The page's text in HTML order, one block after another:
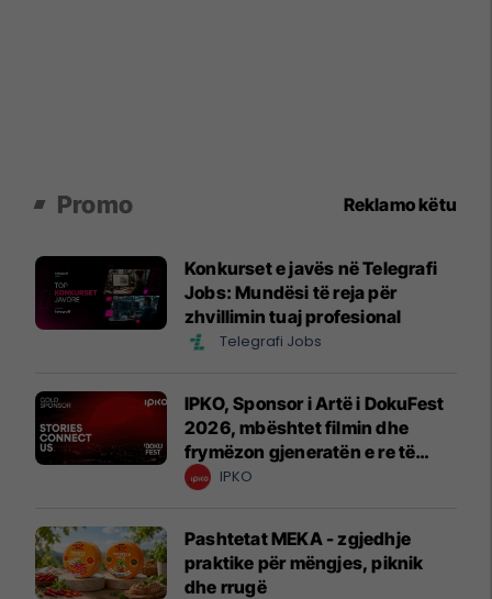
Promo Reklamo këtu
Konkurset e javës në Telegrafi
Jobs: Mundësi të reja për
zhvillimin tuaj profesional
Telegrafi Jobs
IPKO, Sponsor i Artë i DokuFest
2026, mbështet filmin dhe
frymëzon gjeneratën e re të
krijuesve
IPKO
Pashtetat MEKA - zgjedhje
praktike për mëngjes, piknik
dhe rrugë